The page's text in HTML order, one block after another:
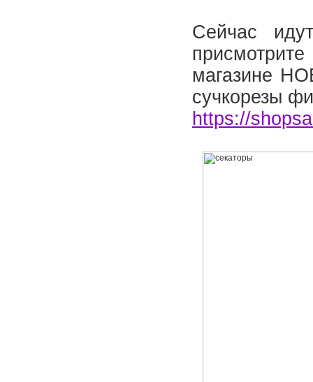
Сейчас
магазине
сучкорезы
https://